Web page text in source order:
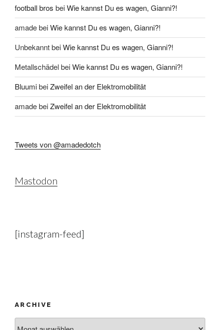
football bros beiWie kannst Du es wagen, Gianni?!
amadebeiWie kannst Du es wagen, Gianni?!
UnbekanntbeiWie kannst Du es wagen, Gianni?!
MetallschädelbeiWie kannst Du es wagen, Gianni?!
BluumibeiZweifel an der Elektromobilität
amadebeiZweifel an der Elektromobilität
Tweets von @amadedotch
Mastodon
[instagram-feed]
ARCHIVE